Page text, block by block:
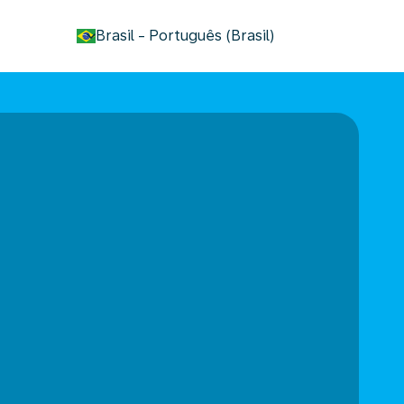
Brasil - Português (Brasil)
keyboard_arrow_down